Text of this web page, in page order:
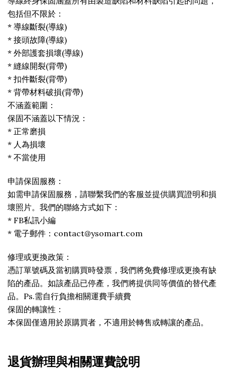
包括但不限於：
* 導線斷裂(導線)
* 接頭故障(導線)
* 外部護套損壞(導線)
* 縫線開裂(背帶)
* 扣件斷裂(背帶)
* 背帶材料破損(背帶)
不涵蓋範圍：
保固不涵蓋以下情況：
* 正常磨損
* 人為損壞
* 不當使用
申請保固服務：
如需申請保固服務，請聯繫我們的客服並提供購買證明和損
壞照片。我們的聯絡方式如下：
* FB私訊小編
* 電子郵件：contact@ysomart.com
修理或更換政策：
憑訂單號碼及當初購買時發票，我們將免費修理或更換有缺
陷的產品。如該產品已停產，我們將提供同等價值的替代產
品。Ps.需自行負擔相關運費手續費
保固的轉讓性：
本保固僅適用於原購買者，不適用於轉售或轉讓的產品。
退貨辦理與相關運費說明